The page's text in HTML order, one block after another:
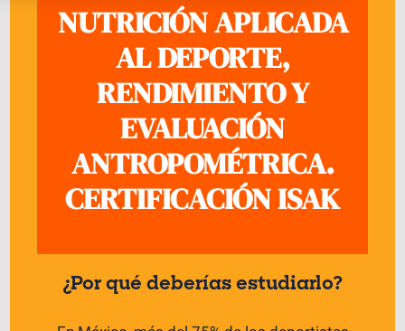
NUTRICIÓN APLICADA
AL DEPORTE,
RENDIMIENTO Y
EVALUACIÓN
ANTROPOMÉTRICA.
CERTIFICACIÓN ISAK
¿Por qué deberías estudiarlo?